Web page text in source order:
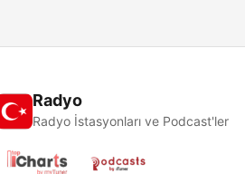
Radyo
Radyo İstasyonları ve Podcast'ler